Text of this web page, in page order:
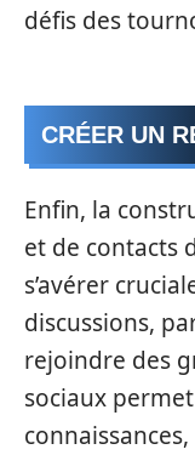
défis des
CRÉER UN
Enfin, la
et de contacts
s’avérer
discussions,
rejoindre des
sociaux